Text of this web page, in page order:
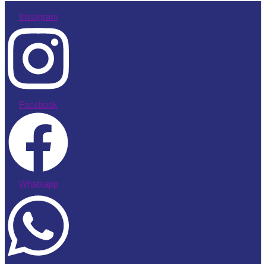
Instagram
Facebook
Whatsapp